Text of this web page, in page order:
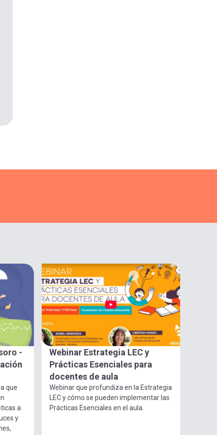
-
que
a
y
Webinar Estrategia LEC y
Prácticas Esenciales para
docentes de aula
Webinar que profundiza en la Estrategia
LEC y cómo se pueden implementar las
Prácticas Esenciales en el aula.